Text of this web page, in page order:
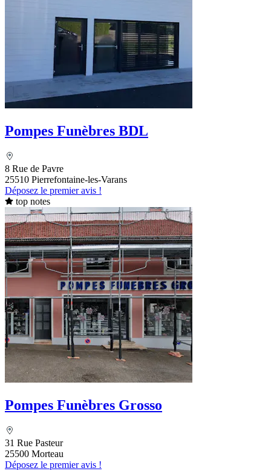
Pompes Funèbres BDL
8 Rue de Pavre
25510 Pierrefontaine-les-Varans
Déposez le premier avis !
top notes
Pompes Funèbres Grosso
31 Rue Pasteur
25500 Morteau
Déposez le premier avis !